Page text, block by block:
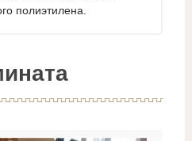
полиэтилена.